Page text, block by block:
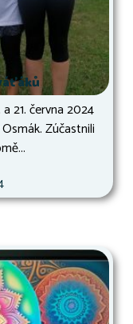
21. června 2024
Zúčastnili